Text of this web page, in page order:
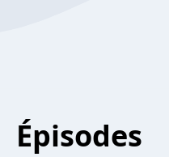
Épisodes